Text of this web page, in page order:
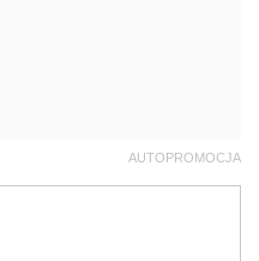
AUTOPROMOCJA